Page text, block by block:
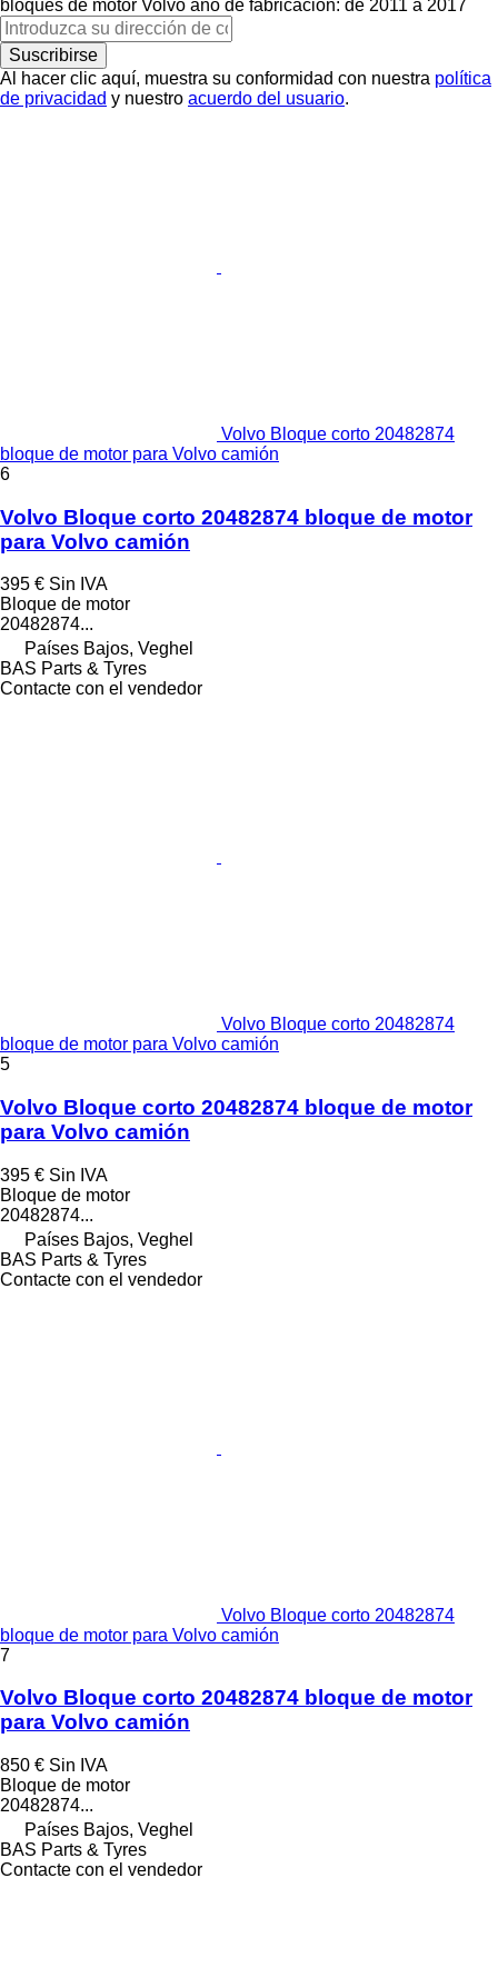
bloques de motor Volvo año de fabricación: de 2011 a 2017
Suscribirse
Al hacer clic aquí, muestra su conformidad con nuestra política
de privacidad y nuestro acuerdo del usuario.
Volvo Bloque corto 20482874
bloque de motor para Volvo camión
6
Volvo Bloque corto 20482874 bloque de motor
para Volvo camión
395 € Sin IVA
Bloque de motor
20482874...
Países Bajos, Veghel
BAS Parts & Tyres
Contacte con el vendedor
Volvo Bloque corto 20482874
bloque de motor para Volvo camión
5
Volvo Bloque corto 20482874 bloque de motor
para Volvo camión
395 € Sin IVA
Bloque de motor
20482874...
Países Bajos, Veghel
BAS Parts & Tyres
Contacte con el vendedor
Volvo Bloque corto 20482874
bloque de motor para Volvo camión
7
Volvo Bloque corto 20482874 bloque de motor
para Volvo camión
850 € Sin IVA
Bloque de motor
20482874...
Países Bajos, Veghel
BAS Parts & Tyres
Contacte con el vendedor